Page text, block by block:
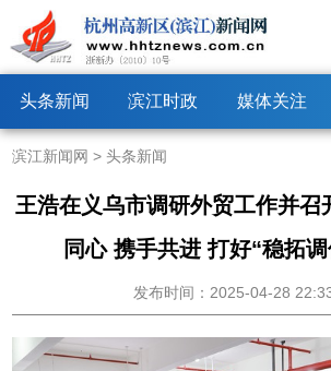
头条新闻 滨江时政 媒体关注
滨江新闻网 >头条新闻
王浩在义乌市调研外贸工作并召
同心 携手共进 打好“稳拓
发布时间：2025-04-28